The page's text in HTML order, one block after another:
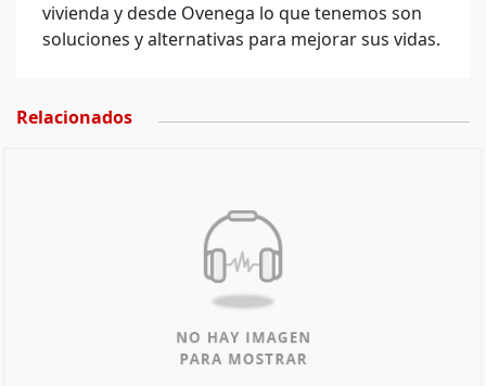
vivienda y desde Ovenega lo que tenemos son
soluciones y alternativas para mejorar sus vidas.
Relacionados